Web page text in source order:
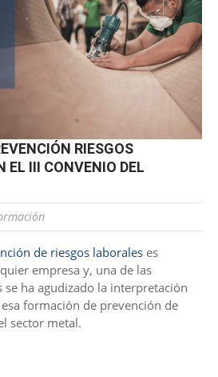
RIESGOS
EL III CONVENIO DEL
de riesgos laborales es
empresa y, una de las
ha agudizado la interpretación
formación de prevención de
sector metal.